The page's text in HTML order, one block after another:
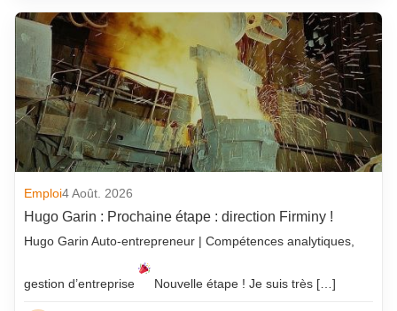
Emploi4 Août. 2026
Hugo Garin : Prochaine étape : direction Firminy !
Hugo Garin Auto-entrepreneur | Compétences analytiques,
gestion d’entreprise Nouvelle étape ! Je suis très […]